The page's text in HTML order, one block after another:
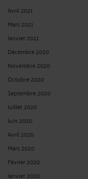
LE RECOURS
L'OBJET D'UN AVENANT
ParJean-Philippe SCHMITT
demandées par son
la négative compte tenu que
l’employeur dans la limite du
des nécessités de l’entreprise